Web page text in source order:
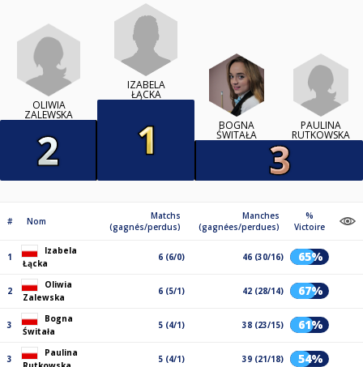
OLIWIA
ZALEWSKA
IZABELA
ŁĄCKA
BOGNA
ŚWITAŁA
PAULINA
RUTKOWSKA
# Nom
Matchs
(gagnés/perdus)
Manches
(gagnées/perdues)
%
Victoire
1
Izabela
Łącka
6 (6/0) 46 (30/16) 65%
2
Oliwia
Zalewska
6 (5/1) 42 (28/14) 67%
3
Bogna
Świtała
5 (4/1) 38 (23/15) 61%
3
Paulina
5 (4/1) 39 (21/18) 54%